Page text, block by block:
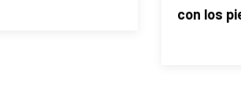
con los